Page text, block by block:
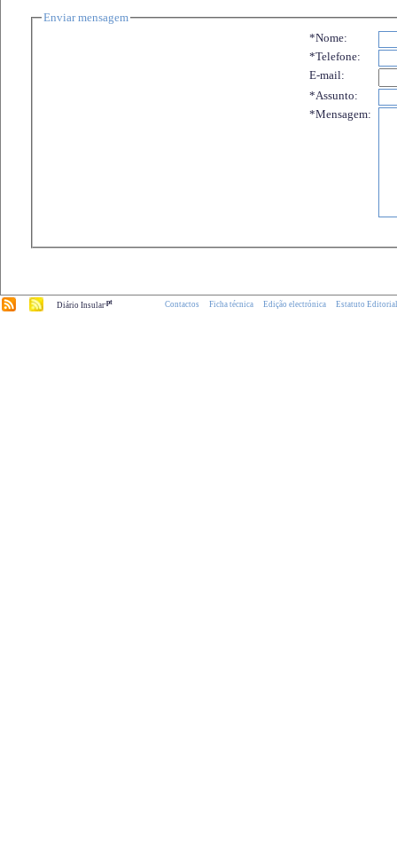
Enviar mensagem
*Nome:
*Telefone:
E-mail:
*Assunto:
*Mensagem:
Diário Insular.pt Contactos Ficha técnica Edição electrónica Estatuto Editorial